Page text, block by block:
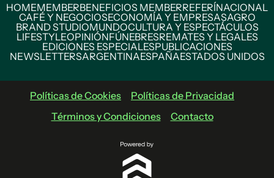
HOMEMEMBERBENEFICIOS MEMBERREFERÍNACIONAL
CAFÉ Y NEGOCIOSECONOMÍA Y EMPRESASAGRO
BRAND STUDIOMUNDOCULTURA Y ESPECTÁCULOS
LIFESTYLEOPINIÓNFÚNEBRESREMATES Y LEGALES
EDICIONES ESPECIALESPUBLICACIONES
NEWSLETTERSARGENTINAESPAÑAESTADOS UNIDOS
Políticas de Cookies
Políticas de Privacidad
Términos y Condiciones
Contacto